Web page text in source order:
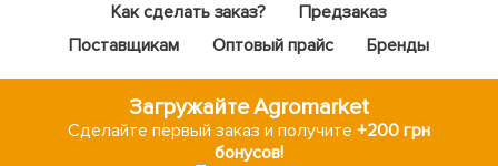
Как сделать заказ?
Предзаказ
Поставщикам
Оптовый прайс Бренды
Загружайте Agromarket
Сделайте первый заказ и получите +200 грн
бонусов!